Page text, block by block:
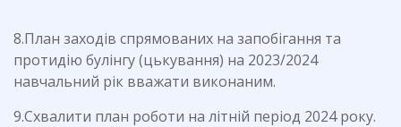
8.План заходів спрямованих на запобігання та
протидію булінгу (цькування) на 2023/2024
навчальний рік вважати виконаним.
9.Схвалити план роботи на літній період 2024 року.